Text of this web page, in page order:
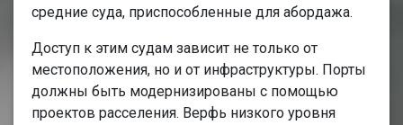
средние суда, приспособленные для абордажа.
Доступ к этим судам зависит не только от
местоположения, но и от инфраструктуры. Порты
должны быть модернизированы с помощью
проектов расселения. Верфь низкого уровня